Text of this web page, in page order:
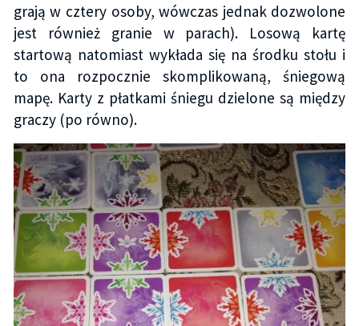
grają w cztery osoby, wówczas jednak dozwolone
jest również granie w parach). Losową kartę
startową natomiast wykłada się na środku stołu i
to ona rozpocznie skomplikowaną, śniegową
mapę. Karty z płatkami śniegu dzielone są między
graczy (po równo).